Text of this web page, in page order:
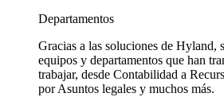
Departamentos
Gracias a las soluciones de Hyland,
equipos y departamentos que han
trabajar, desde Contabilidad a
por Asuntos legales y muchos más.